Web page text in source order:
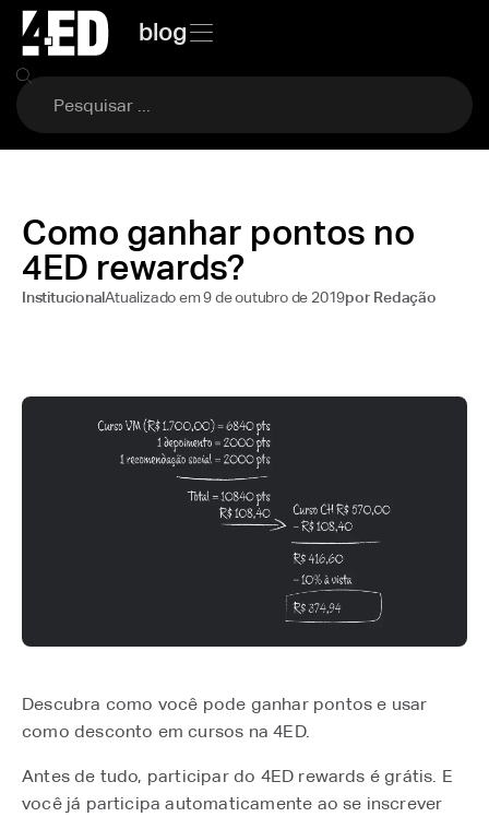
blog
Como ganhar pontos no
4ED rewards?
InstitucionalAtualizado em9 de outubro de 2019por Redação
Descubra como você pode ganhar pontos e usar
como desconto em cursos na 4ED.
Antes de tudo, participar do 4ED rewards é grátis. E
você já participa automaticamente ao se inscrever